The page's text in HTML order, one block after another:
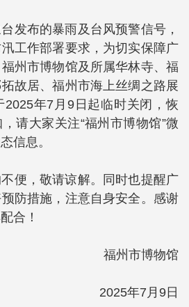
发布的暴雨及台风预警信号，
工作部署要求，为切实保障广
州市博物馆及所属华林寺、福
故居、福州市海上丝绸之路展
2025年7月9日起临时关闭，恢
请大家关注“福州市博物馆”微
信息。
便，敬请谅解。同时也提醒广
防措施，注意自身安全。感谢
合！
福州市博物馆
2025年7月9日